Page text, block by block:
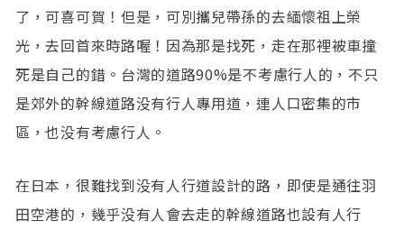
了，可喜可賀！但是，可別攜兒帶孫的去緬懷祖上榮
光，去回首來時路喔！因為那是找死，走在那裡被車撞
死是自己的錯。台灣的道路90%是不考慮行人的，不只
是郊外的幹線道路没有行人專用道，連人口密集的市
區，也没有考慮行人。
在日本，很難找到没有人行道設計的路，即使是通往羽
田空港的，幾乎没有人會去走的幹線道路也設有人行